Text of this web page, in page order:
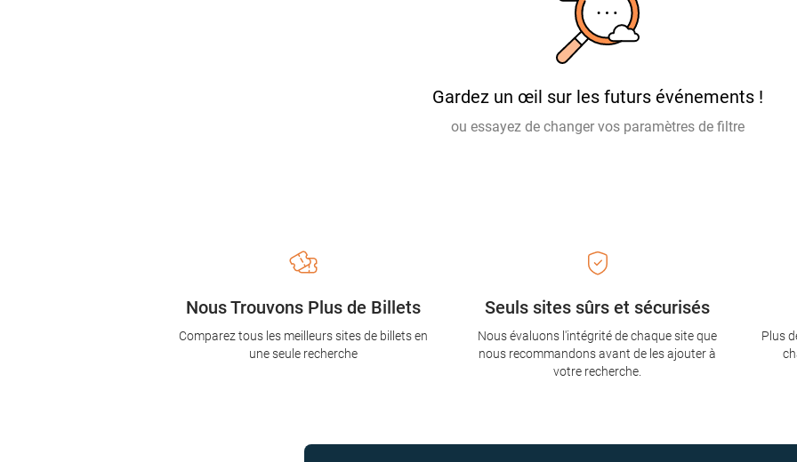
Gardez un œil sur les futurs événements !
ou essayez de changer vos paramètres de filtre
Seuls sites sûrs et sécurisés
Nous évaluons l'intégrité de chaque site que
nous recommandons avant de les ajouter à
votre recherche.
Nous Trouvons Plus de Billets
Comparez tous les meilleurs sites de billets en
une seule recherche
Plus